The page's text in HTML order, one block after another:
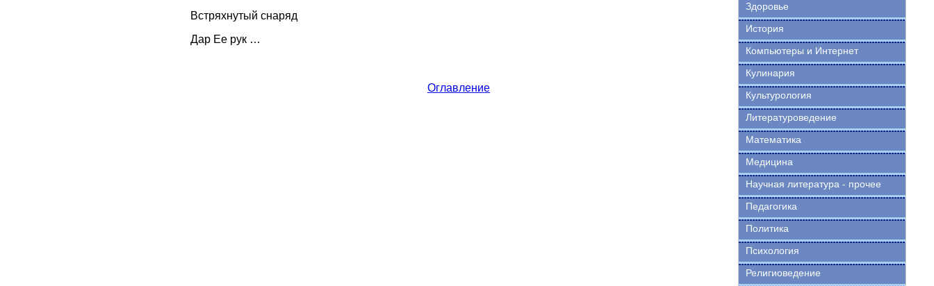
Встряхнутый снаряд
Дар Ее рук …
Оглавление
Здоровье
История
Компьютеры и Интернет
Кулинария
Культурология
Литературоведение
Математика
Медицина
Научная литература - прочее
Педагогика
Политика
Психология
Религиоведение